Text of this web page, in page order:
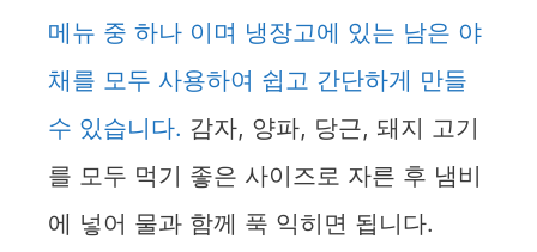
메뉴 중 하나 이며 냉장고에 있는 남은 야
채를 모두 사용하여 쉽고 간단하게 만들
수 있습니다. 감자, 양파, 당근, 돼지 고기
를 모두 먹기 좋은 사이즈로 자른 후 냄비
에 넣어 물과 함께 푹 익히면 됩니다.